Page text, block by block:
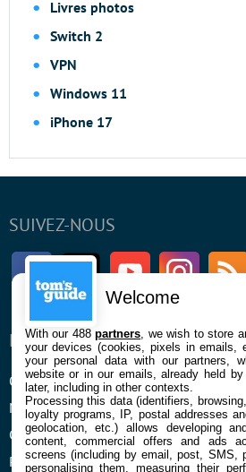
Livres photos
Switch 2
VPN
Windows 11
iPhone 17
SUIVEZ-NOUS
FacebookTwitter Youtube
ENTREPRISE
Qui sommes nous
Mentions légales et CGU
Confidentialité et Cookies
Préférences cookies
À
La
Contact
Welcome
With our 488partners , we wish to store
your devices (cookies, pixels in emails,
your personal data with our partners,
website or in our emails, already held
later, including in other contexts.
Processing this data (identifiers,
loyalty programs, IP, postal addresses
geolocation, etc.) allows developing
content, commercial offers and ads
screens (including by email, post, SMS,
personalising them, measuring their